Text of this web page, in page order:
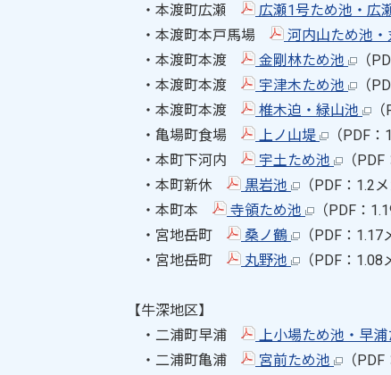
・本渡町広瀬
広瀬1号ため池・広
・本渡町本戸馬場
河内山ため池
・本渡町本渡
金剛林ため池
（
・本渡町本渡
宇津木ため池
（
・本渡町本渡
椎木迫・緑山池
・亀場町食場
上ノ山堤
（PDF
・本町下河内
宇土ため池
（
・本町新休
黒岩池
（PDF：1.2
・本町本
寺領ため池
（PDF：
・宮地岳町
桑ノ鶴
（PDF：1.17
・宮地岳町
丸野池 （PDF：1.08
【牛深地区】
・二浦町早浦
上小場ため池・早
・二浦町亀浦
宮前ため池
（